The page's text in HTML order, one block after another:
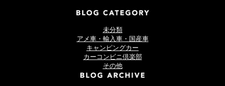
未分類
アメ車・輸入車・国産車
キャンピングカー
カーコンビニ倶楽部
その他